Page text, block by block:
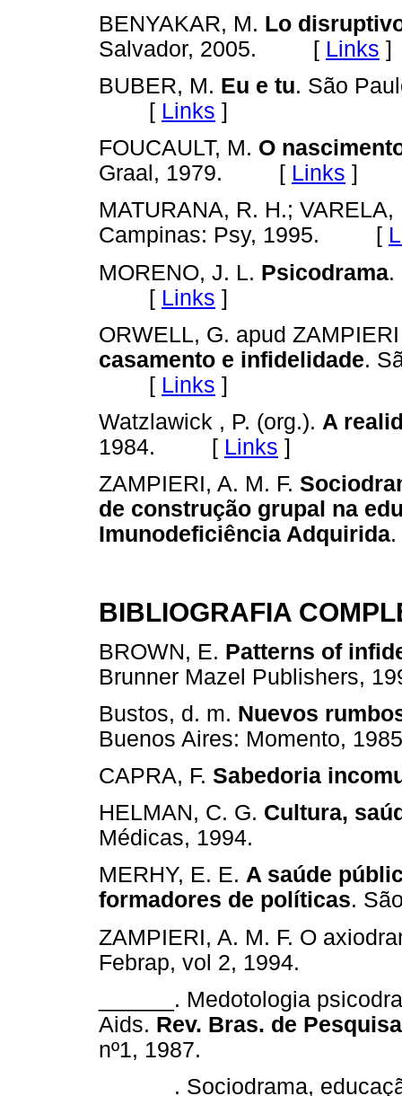
BENYAKAR, M. Lo
Salvador, 2005. [ Links ]
BUBER, M. Eu e tu. São
[ Links ]
FOUCAULT, M. O
Graal, 1979. [ Links ]
MATURANA, R. H.;
Campinas: Psy, 1995. [
MORENO, J. L. Psicodrama.
[ Links ]
ORWELL, G. apud
casamento e infidelidade.
[ Links ]
Watzlawick , P. (org.). A
1984. [ Links ]
ZAMPIERI, A. M. F.
de construção grupal na
Imunodeficiência Adquirida
BIBLIOGRAFIA
BROWN, E. Patterns of
Brunner Mazel Publishers,
Bustos, d. m. Nuevos
Buenos Aires: Momento,
CAPRA, F. Sabedoria
HELMAN, C. G. Cultura,
Médicas, 1994.
MERHY, E. E. A saúde
formadores de políticas.
ZAMPIERI, A. M. F. O
Febrap, vol 2, 1994.
______. Medotologia
Aids. Rev. Bras. de
nº1, 1987.
______. Sociodrama,